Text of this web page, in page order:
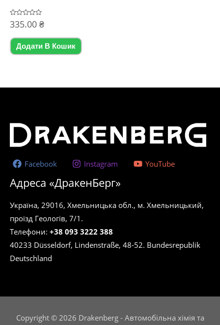
Оцінено
в
з
335.00 ₴
Додати В Кошик
Facebook Instagram YouTube
Адреса «ДракенБерг»
Україна, 29016, Хмельницька обл., м. Хмельницький,
проїзд Геологів, 7/1.
Телефони: +38 093 3222 388
40233 Düsseldorf, Lindenstraße, 48-52. Bundesrepublik
Deutschland
Copyright © 2026 Drakenberg - Автомобільна хімія та